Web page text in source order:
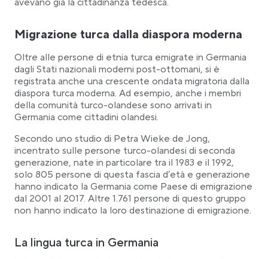
avevano già la cittadinanza tedesca.
Migrazione turca dalla diaspora moderna
Oltre alle persone di etnia turca emigrate in Germania
dagli Stati nazionali moderni post-ottomani, si è
registrata anche una crescente ondata migratoria dalla
diaspora turca moderna. Ad esempio, anche i membri
della comunità turco-olandese sono arrivati in
Germania come cittadini olandesi.
Secondo uno studio di Petra Wieke de Jong,
incentrato sulle persone turco-olandesi di seconda
generazione, nate in particolare tra il 1983 e il 1992,
solo 805 persone di questa fascia d’età e generazione
hanno indicato la Germania come Paese di emigrazione
dal 2001 al 2017. Altre 1.761 persone di questo gruppo
non hanno indicato la loro destinazione di emigrazione.
La lingua turca in Germania